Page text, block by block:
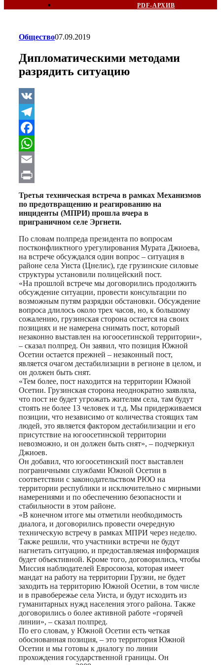
PDF-АРХИВ
Общество07.09.2019
Дипломатическими методами
разрядить ситуацию
VK
Telegram
Facebook
WhatsApp
Email
Print
Третья техническая встреча в рамках Механизмов
по предотвращению и реагированию на
инциденты (МПРИ) прошла вчера в
приграничном селе Эргнети.
По словам полпреда президента по вопросам
постконфликтного урегулирования Мурата Джиоева,
на встрече обсуждался один вопрос – ситуация в
районе села Уиста (Цнелис), где грузинские силовые
структуры установили полицейский пост.
«На прошлой встрече мы договорились продолжить
обсуждение ситуации, провести консультации по
возможным путям разрядки обстановки. Обсуждение
вопроса длилось около трех часов, но, к большому
сожалению, грузинская сторона остается на своих
позициях и не намерена снимать пост, который
незаконно выставлен на югоосетинской территории»,
– сказал полпред. Он заявил, что позиция Южной
Осетии остается прежней – незаконный пост,
является очагом дестабилизации в регионе в целом, и
он должен быть снят.
«Тем более, пост находится на территории Южной
Осетии. Грузинская сторона неоднократно заявляла,
что пост не будет угрожать жителям села, там будут
стоять не более 13 человек и т.д. Мы придерживаемся
позиции, что независимо от количества стоящих там
людей, это является фактором дестабилизации и его
присутствие на югоосетинской территории
невозможно, и он должен быть снят», – подчеркнул
Джиоев.
Он добавил, что югоосетинский пост выставлен
пограничными службами Южной Осетии в
соответствии с законодательством РЮО на
территории республики и исключительно с мирными
намерениями и по обеспечению безопасности и
стабильности в этом районе.
«В конечном итоге мы отметили необходимость
диалога, и договорились провести очередную
техническую встречу в рамках МПРИ через неделю.
Также решили, что участники встречи не будут
нагнетать ситуацию, и предоставляемая информация
будет объективной. Кроме того, договорились, чтобы
Миссия наблюдателей Евросоюза, которая имеет
мандат на работу на территории Грузии, не будет
заходить на территорию Южной Осетии, в том числе
и в правобережье села Уиста, и будут исходить из
гуманитарных нужд населения этого района. Также
договорились о более активной работе «горячей
линии», – сказал полпред.
По его словам, у Южной Осетии есть четкая
обоснованная позиция, – это территория Южной
Осетии и мы готовы к диалогу по линии
прохождения государственной границы. Он